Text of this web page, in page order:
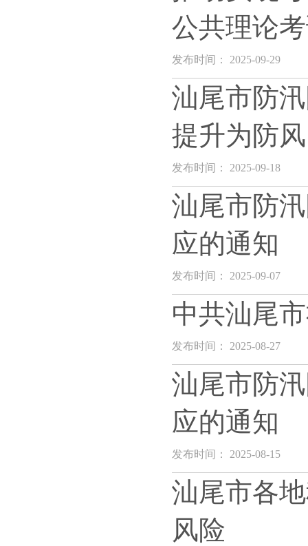
公共理论
发布时间： 2025-09-29
汕尾市防
提升为防
发布时间： 2025-09-18
汕尾市防
应的通知
发布时间： 2025-09-07
中共汕尾
发布时间： 2025-08-27
汕尾市防
应的通知
发布时间： 2025-08-15
汕尾市各
风险